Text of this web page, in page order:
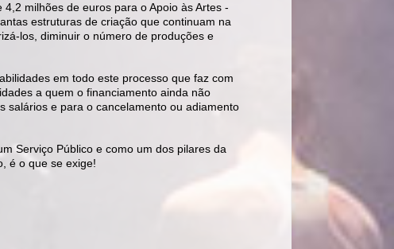
milhões de euros para o Apoio às Artes -
estruturas de criação que continuam na
los, diminuir o número de produções e
em todo este processo que faz com
a quem o financiamento ainda não
salários e para o cancelamento ou adiamento
Serviço Público e como um dos pilares da
é o que se exige!